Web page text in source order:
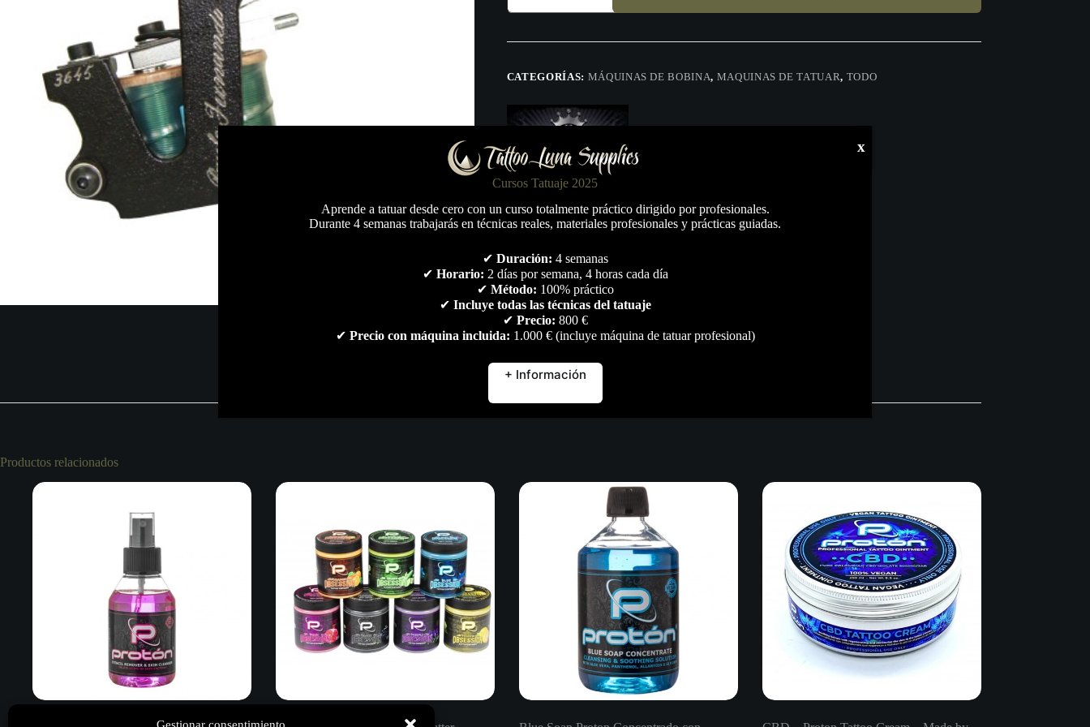
Gestionar consentimiento
Shader.
Fernando
CATEGORÍAS: MÁQUINAS DE BOBINA, MAQUINAS DE TATUAR, TODO
Marca Valoraciones (0)
Productos relacionados
Cursos Tatuaje 2025
Aprende a tatuar desde cero con un curso totalmente práctico dirigido por profesionales.
Durante 4 semanas trabajarás en técnicas reales, materiales profesionales y prácticas guiadas.
✔ Duración: 4 semanas
✔ Horario: 2 días por semana, 4 horas cada día
✔ Método: 100% práctico
✔ Incluye todas las técnicas del tatuaje
✔ Precio: 800 €
✔ Precio con máquina incluida: 1.000 € (incluye máquina de tatuar profesional)
+ Información
x